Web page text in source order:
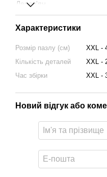
Характеристики
Розмір пазлу (см)
XXL -
Кількість деталей
XXL -
Час збірки
XXL -
Новий відгук або